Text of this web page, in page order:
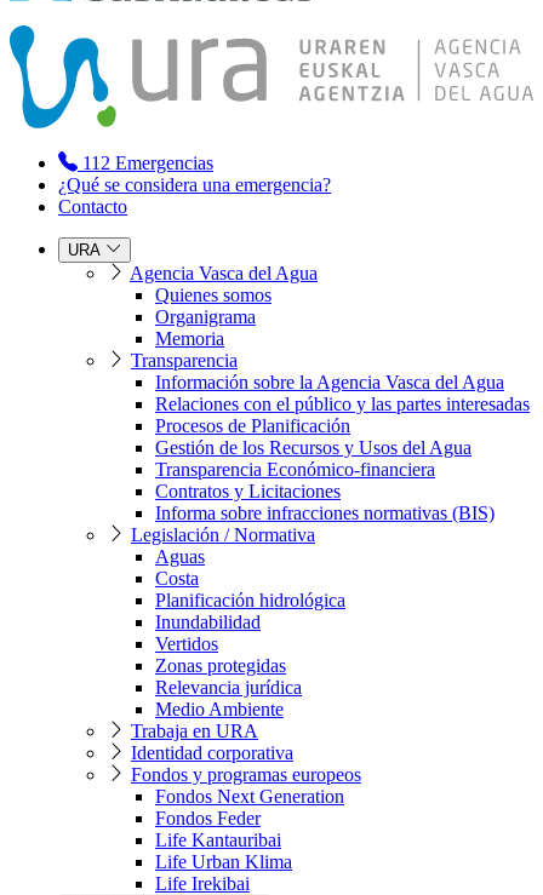
112 Emergencias
¿Qué se considera una emergencia?
Contacto
URA
Agencia Vasca del Agua
Quienes somos
Organigrama
Memoria
Transparencia
Información sobre la Agencia Vasca del Agua
Relaciones con el público y las partes interesadas
Procesos de Planificación
Gestión de los Recursos y Usos del Agua
Transparencia Económico-financiera
Contratos y Licitaciones
Informa sobre infracciones normativas (BIS)
Legislación / Normativa
Aguas
Costa
Planificación hidrológica
Inundabilidad
Vertidos
Zonas protegidas
Relevancia jurídica
Medio Ambiente
Trabaja en URA
Identidad corporativa
Fondos y programas europeos
Fondos Next Generation
Fondos Feder
Life Kantauribai
Life Urban Klima
Life Irekibai